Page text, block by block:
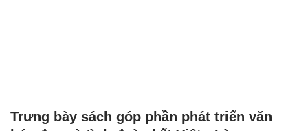
Trưng bày sách góp phần phát triển văn